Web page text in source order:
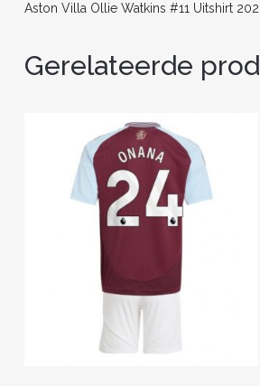
Aston Villa Ollie Watkins #11 Uitshirt
Gerelateerde